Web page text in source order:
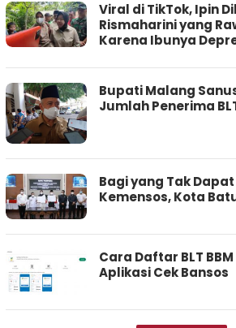
Viral di TikTok, Ipin
Rismaharini yang
Karena Ibunya
Bupati Malang
Jumlah Penerima
Bagi yang Tak Dapat
Kemensos, Kota
Cara Daftar BLT
Aplikasi Cek Bansos